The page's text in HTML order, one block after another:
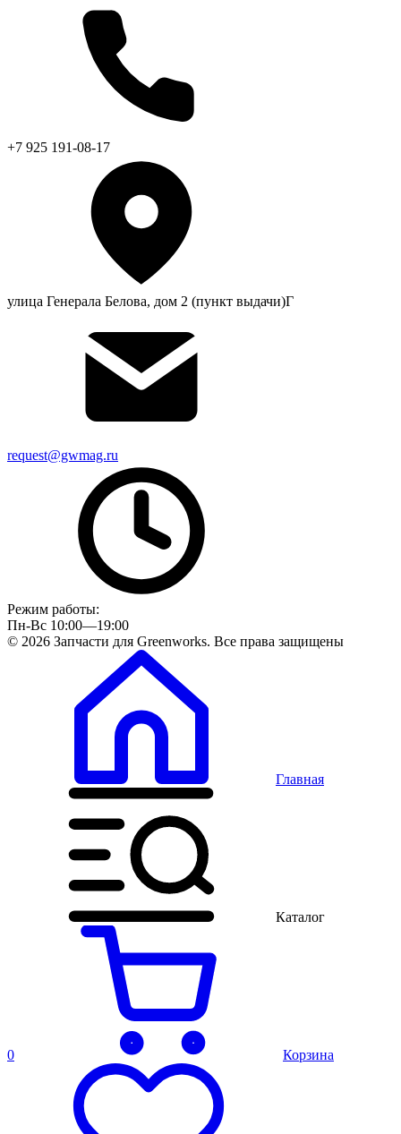
+7 925 191-08-17
улица Генерала Белова, дом 2 (пункт выдачи)Г
request@gwmag.ru
Режим работы:
Пн-Вс 10:00—19:00
© 2026 Запчасти для Greenworks. Все права защищены
Главная
Каталог
0 Корзина